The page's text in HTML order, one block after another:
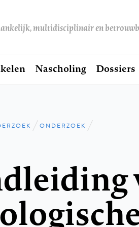
multidisciplinair en
Nascholing Dossiers
ONDERZOEK